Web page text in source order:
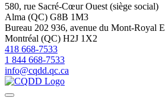
580, rue Sacré-Cœur Ouest (siège social)
Alma (QC) G8B 1M3
Bureau 202 936, avenue du Mont-Royal E
Montréal (QC) H2J 1X2
418 668-7533
1 844 668-7533
info@cqdd.qc.ca